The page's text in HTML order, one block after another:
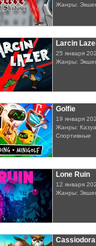
Жанры:
Larcin
25 января
Жанры:
Golfie
19 января
Жанры:
Спортивные
Lone Ruin
12 января
Жанры:
Cassiodora